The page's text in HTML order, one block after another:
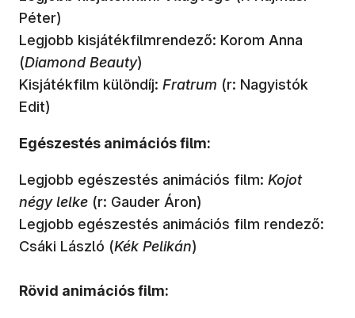
Péter)
Legjobb kisjátékfilmrendező: Korom Anna
(Diamond Beauty)
Kisjátékfilm különdíj: Fratrum (r: Nagyistók
Edit)
Egészestés animációs film:
Legjobb egészestés animációs film: Kojot
négy lelke (r: Gauder Áron)
Legjobb egészestés animációs film rendező:
Csáki László (Kék Pelikán)
Rövid animációs film: